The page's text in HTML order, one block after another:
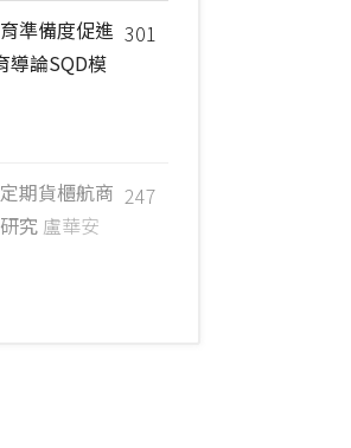
301
準備度促進
導論SQD模
247
期貨櫃航商
究 盧華安